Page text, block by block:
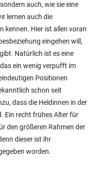
auch, wie sie eine
lernen auch die
kennen. Hier ist allen voran
eingehen will,
Natürlich ist es eine
ein wenig verpufft im
Positionen
schon seit
dass die Heldinnen in der
Ein recht frühes Alter für
den größeren Rahmen der
dieser ist ihr
worden.